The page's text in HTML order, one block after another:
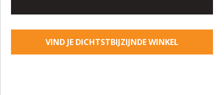
VIND JE DICHTSTBIJZIJNDE WINKEL